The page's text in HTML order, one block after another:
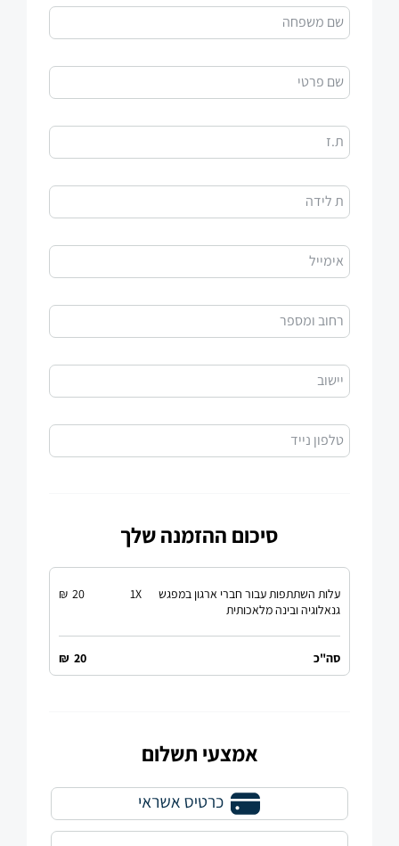
שם משפחה
שם פרטי
ת.ז
ת לידה
אימייל
רחוב ומספר
יישוב
טלפון נייד
סיכום ההזמנה שלך
עלות השתתפות עבור חברי ארגון במפגש
גנאלוגיה ובינה מלאכותית
X
1
20
₪
סה"כ 20
₪
אמצעי תשלום